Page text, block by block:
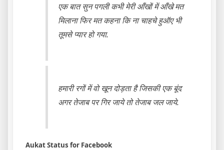
एक बात सुन पगली कभी मेरी आँखों में आँखे मत
मिलाना फिर मत कहना कि ना चाहचे हुऑए भी
तूमसे प्यार हो गया.
हमारी रगों में वो खून दोड़ता है जिसकी एक बूंद
अगर तेजाब पर गिर जाये तो तेजाब जल जाये.
Aukat Status for Facebook